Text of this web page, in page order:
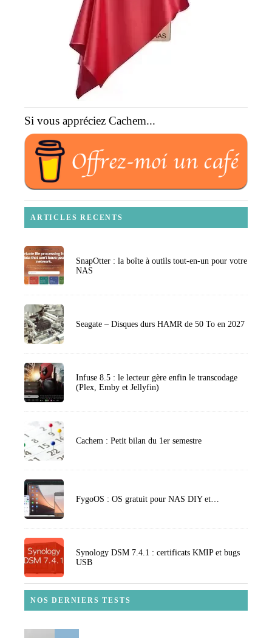
Si vous appréciez Cachem...
ARTICLES RECENTS
SnapOtter : la boîte à outils tout-en-un pour votre
NAS
Seagate – Disques durs HAMR de 50 To en 2027
Infuse 8.5 : le lecteur gère enfin le transcodage
(Plex, Emby et Jellyfin)
Cachem : Petit bilan du 1er semestre
FygoOS : OS gratuit pour NAS DIY et…
Synology DSM 7.4.1 : certificats KMIP et bugs
USB
NOS DERNIERS TESTS